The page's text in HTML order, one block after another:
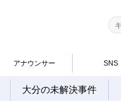
アナウンサー SNS
大分の未解決事件